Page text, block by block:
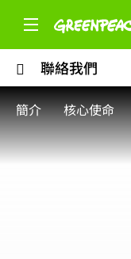
聯絡我們
簡介 核心使命